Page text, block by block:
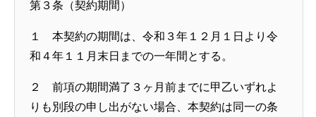
第３条（契約期間）
１ 本契約の期間は、令和３年１２月１日より令
和４年１１月末日までの一年間とする。
２ 前項の期間満了３ヶ月前までに甲乙いずれよ
りも別段の申し出がない場合、本契約は同一の条